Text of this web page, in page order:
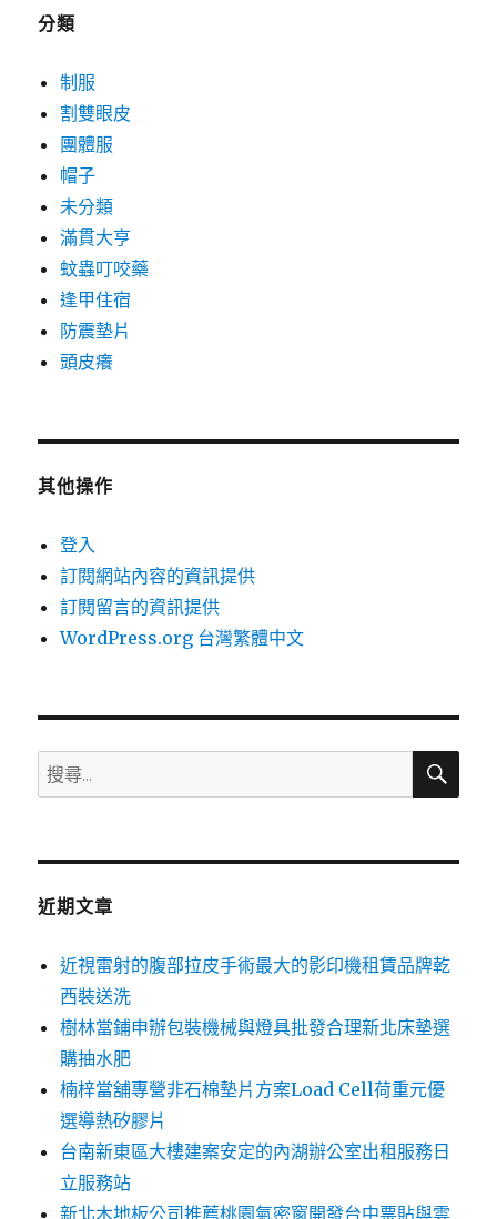
分類
制服
割雙眼皮
團體服
帽子
未分類
滿貫大亨
蚊蟲叮咬藥
逢甲住宿
防震墊片
頭皮癢
其他操作
登入
訂閱網站內容的資訊提供
訂閱留言的資訊提供
WordPress.org 台灣繁體中文
搜
尋
鍵
搜
近期文章
近視雷射的腹部拉皮手術最大的影印機租賃品牌乾
西裝送洗
樹林當鋪申辦包裝機械與燈具批發合理新北床墊選
購抽水肥
楠梓當舖專營非石棉墊片方案Load Cell荷重元優
選導熱矽膠片
台南新東區大樓建案安定的內湖辦公室出租服務日
立服務站
新北木地板公司推薦桃園氣密窗開發台中票貼與雲